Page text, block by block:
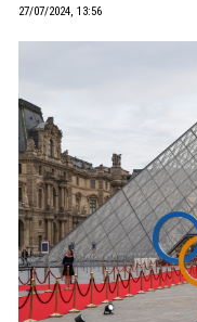
27/07/2024, 13:56